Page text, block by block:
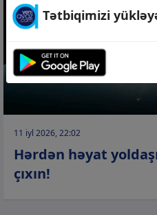
11 iyl 2026, 22:02
Hərdən həyat
çıxın!
Tətbiqimizi